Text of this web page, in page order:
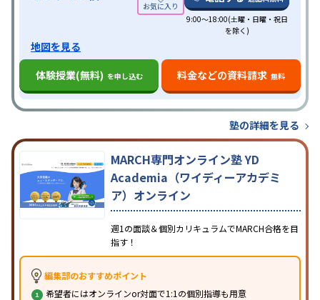
9:00～18:00(土曜・日曜・祝日
を除く)
地図を見る
体験授業(無料) を申し込む 料金などの資料請求 無料
塾の詳細を見る
MARCH専門オンライン塾 YD
Academia（ワイディーアカデミ
ア）オンライン
週1の面談＆個別カリキュラムでMARCH合格を目
指す！
編集部のおすすめポイント
希望者にはオンラインor対面で1:1の個別指導も用意